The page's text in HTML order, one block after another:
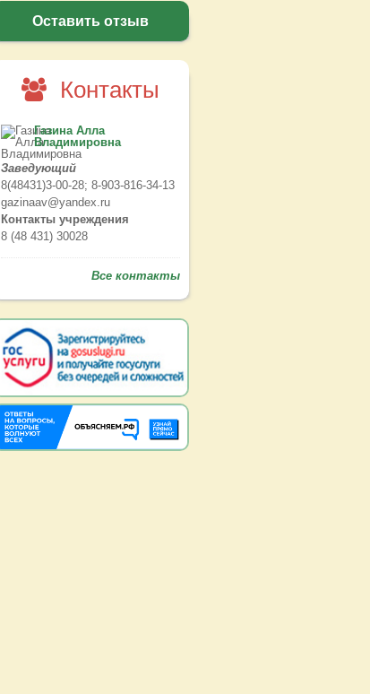
Оставить отзыв
Контакты
Газина Алла
Владимировна
Заведующий
8(48431)3-00-28; 8-903-816-34-13
gazinaav@yandex.ru
Контакты учреждения
8 (48 431) 30028
Все контакты